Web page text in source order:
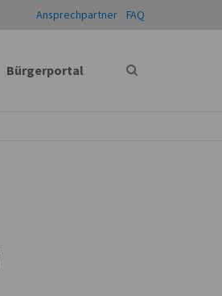
Ansprechpartner FAQ
Bürgerportal